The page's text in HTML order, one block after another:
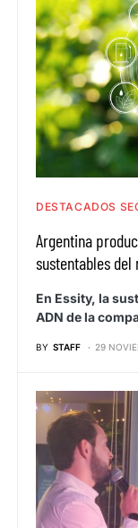
DESTACADOS
Argentina
sustentables del
En Essity, la
ADN de la
BY STAFF 29